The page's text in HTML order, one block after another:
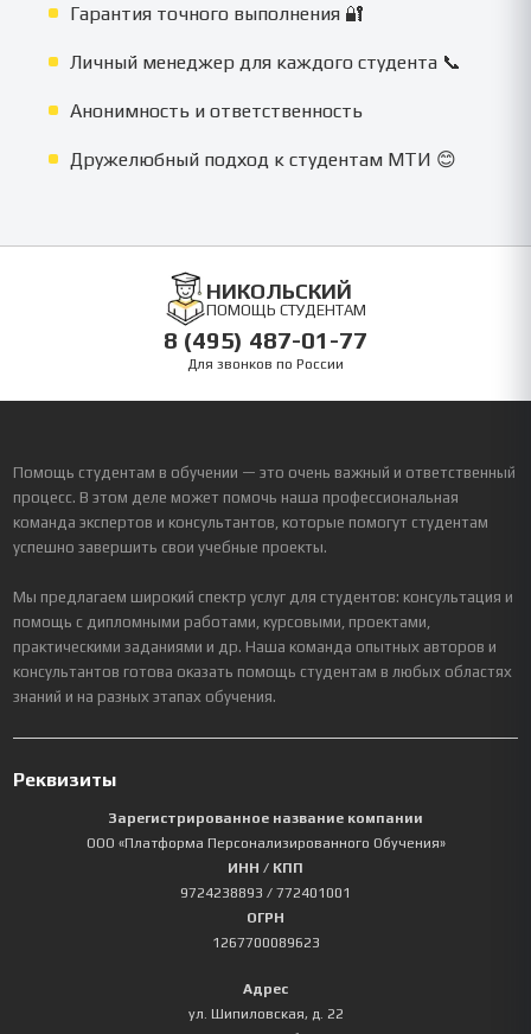
Гарантия точного выполнения 🔐
Личный менеджер для каждого студента 📞
Анонимность и ответственность
Дружелюбный подход к студентам МТИ 😊
НИКОЛЬСКИЙ
ПОМОЩЬ СТУДЕНТАМ
8 (495) 487-01-77
Для звонков по России
Помощь студентам в обучении — это очень важный и ответственный
процесс. В этом деле может помочь наша профессиональная
команда экспертов и консультантов, которые помогут студентам
успешно завершить свои учебные проекты.
Мы предлагаем широкий спектр услуг для студентов: консультация и
помощь с дипломными работами, курсовыми, проектами,
практическими заданиями и др. Наша команда опытных авторов и
консультантов готова оказать помощь студентам в любых областях
знаний и на разных этапах обучения.
Реквизиты
Зарегистрированное название компании
ООО «Платформа Персонализированного Обучения»
ИНН / КПП
9724238893 / 772401001
ОГРН
1267700089623
Адрес
ул. Шипиловская, д. 22